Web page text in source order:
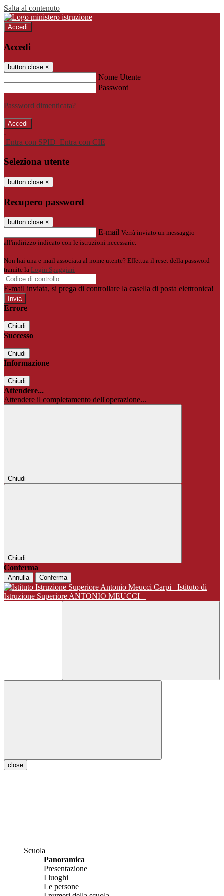
Salta al contenuto
Accedi
Accedi
button close ×
Nome Utente
Password
Password dimenticata?
-
Entra con SPID Entra con CIE
Seleziona utente
button close ×
Recupero password
button close ×
E-mail Verrà inviato un messaggio
all'indirizzo indicato con le istruzioni necessarie.
Non hai una e-mail associata al nome utente? Effettua il reset della password
tramite la Login Spaggiari
E-mail inviata, si prega di controllare la casella di posta elettronica!
Errore
Chiudi
Successo
Chiudi
Informazione
Chiudi
Attendere...
Attendere il completamento dell'operazione...
Chiudi
Chiudi
Conferma
Annulla Conferma
Istituto di
Istruzione Superiore ANTONIO MEUCCI
close
Scuola
Panoramica
Presentazione
I luoghi
Le persone